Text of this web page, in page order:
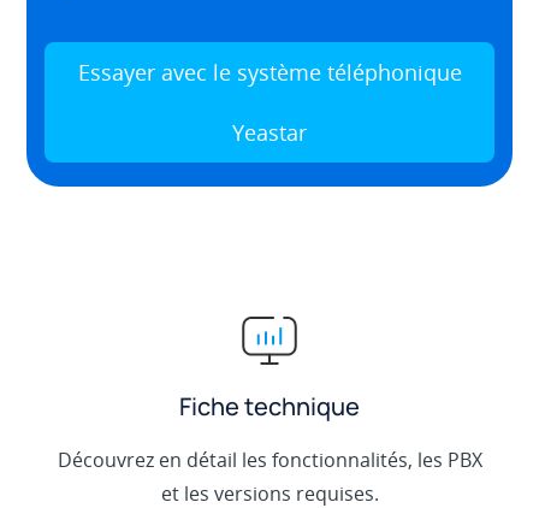
Essayer avec le système téléphonique
Yeastar
Fiche technique
Découvrez en détail les fonctionnalités, les PBX
et les versions requises.